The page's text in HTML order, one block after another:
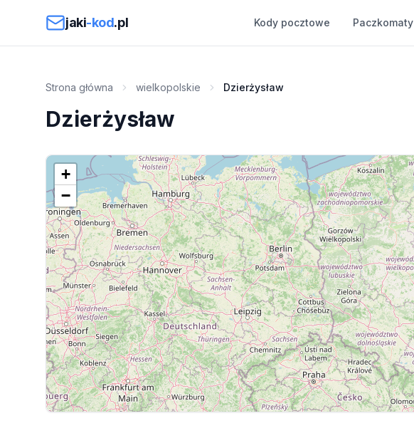
jaki-kod.pl Kody pocztowe Paczkomaty
Strona główna wielkopolskie Dzierżysław
Dzierżysław
+
−